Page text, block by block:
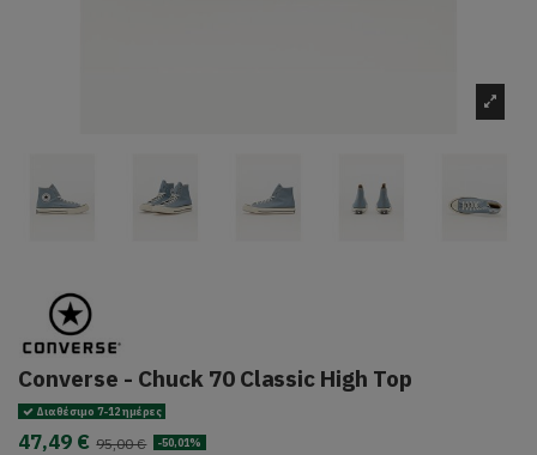
Converse - Chuck 70 Classic High Top
Διαθέσιμο 7-12 ημέρες
47,49 € 95,00 € -50,01%